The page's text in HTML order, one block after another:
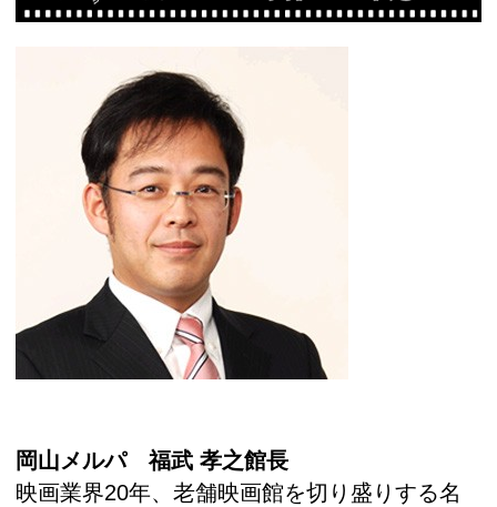
岡山メルパ 福武 孝之館長
映画業界20年、老舗映画館を切り盛りする名